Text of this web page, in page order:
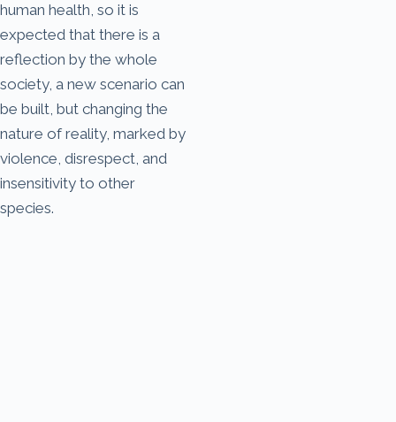
human health, so it is
expected that there is a
reflection by the whole
society, a new scenario can
be built, but changing the
nature of reality, marked by
violence, disrespect, and
insensitivity to other
species.